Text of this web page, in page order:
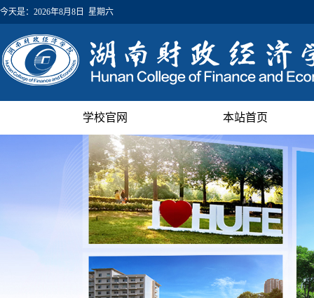
今天是： 2026年8月8日 星期六
学校官网 本站首页